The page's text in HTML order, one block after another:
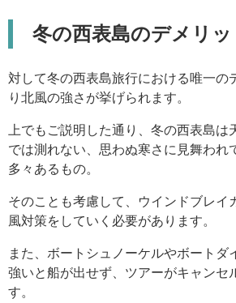
冬の西表島のデメリッ
対して冬の西表島旅行における唯一の
り北風の強さが挙げられます。
上でもご説明した通り、冬の西表島は
では測れない、思わぬ寒さに見舞われ
多々あるもの。
そのことも考慮して、ウインドブレイ
風対策をしていく必要があります。
また、ボートシュノーケルやボートダ
強いと船が出せず、ツアーがキャンセ
す。